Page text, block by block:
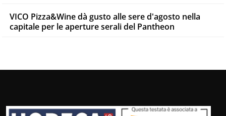
VICO Pizza&Wine dà gusto alle sere d'agosto nella
capitale per le aperture serali del Pantheon